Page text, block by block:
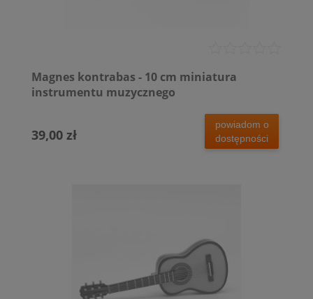
Magnes kontrabas - 10 cm miniatura
instrumentu muzycznego
39,00 zł
powiadom o
dostępności